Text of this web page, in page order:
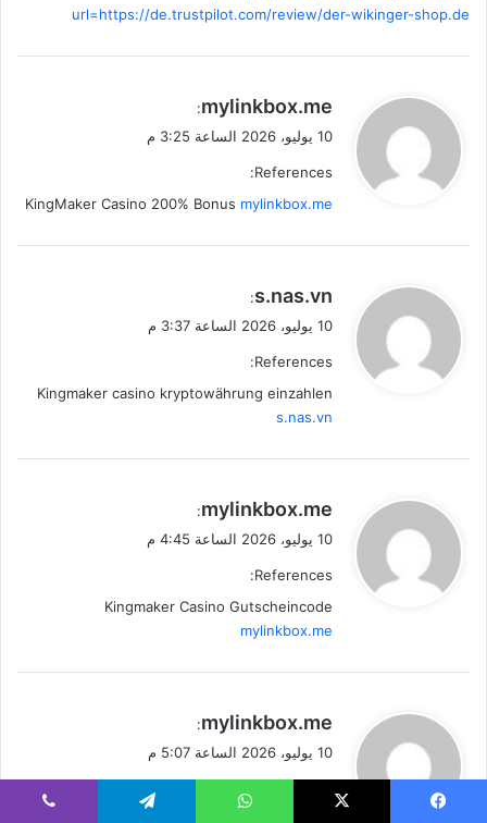
url=https://de.trustpilot.com/review/der-wikinger-shop.de
ي
ل
mylinkbox.me
:
10 يوليو، 2026 الساعة 3:25 م
References:
KingMaker Casino 200% Bonus mylinkbox.me
ي
ل
s.nas.vn
:
10 يوليو، 2026 الساعة 3:37 م
References:
Kingmaker casino kryptowährung einzahlen
s.nas.vn
ي
ل
mylinkbox.me
:
10 يوليو، 2026 الساعة 4:45 م
References:
Kingmaker Casino Gutscheincode
mylinkbox.me
يmylinkbox.me
:
10 يوليو، 2026 الساعة 5:07 م